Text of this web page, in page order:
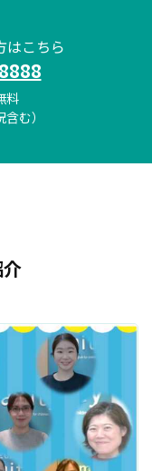
はこちら
料
む）